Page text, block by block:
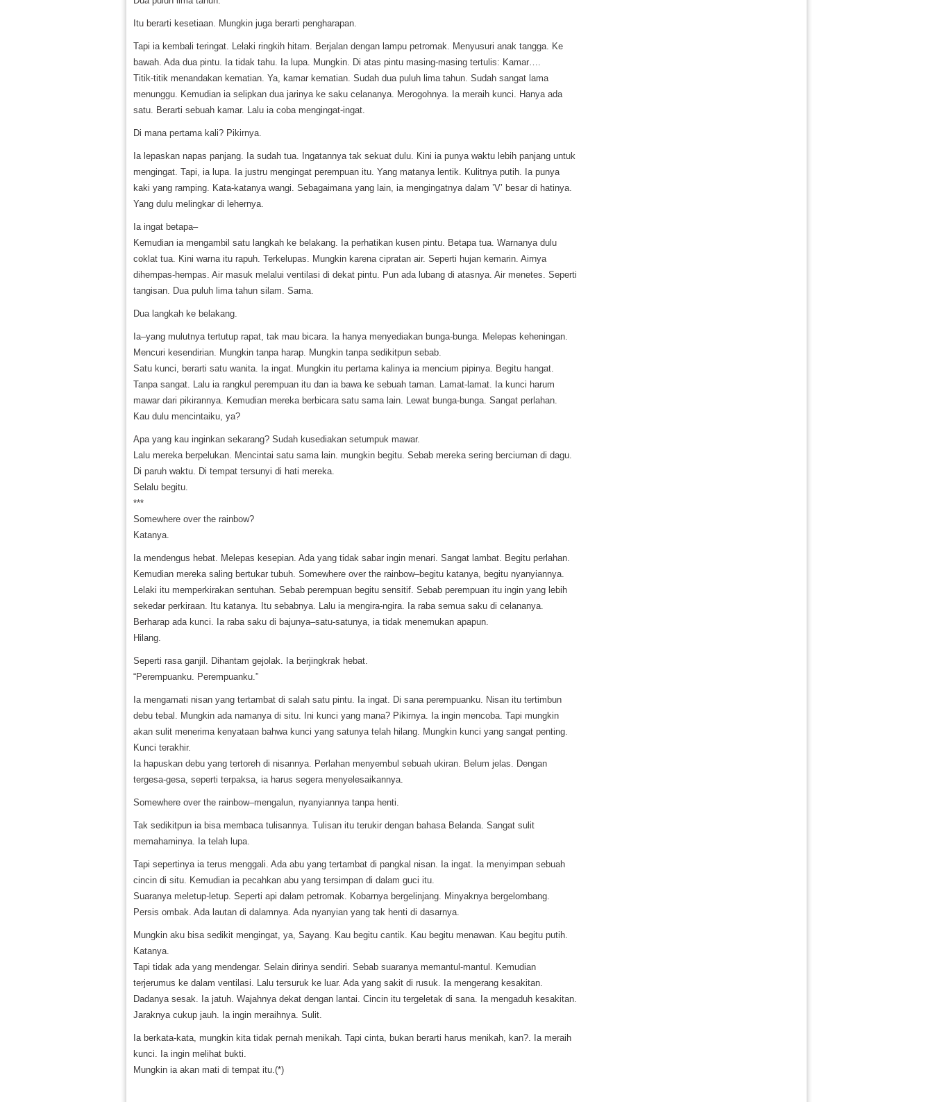
Itu berarti kesetiaan. Mungkin juga berarti pengharapan.
Tapi ia kembali teringat. Lelaki ringkih hitam. Berjalan dengan lampu petromak. Menyusuri anak tangga. Ke
bawah. Ada dua pintu. Ia tidak tahu. Ia lupa. Mungkin. Di atas pintu masing-masing tertulis: Kamar….
Titik-titik menandakan kematian. Ya, kamar kematian. Sudah dua puluh lima tahun. Sudah sangat lama
menunggu. Kemudian ia selipkan dua jarinya ke saku celananya. Merogohnya. Ia meraih kunci. Hanya ada
satu. Berarti sebuah kamar. Lalu ia coba mengingat-ingat.
Di mana pertama kali? Pikirnya.
Ia lepaskan napas panjang. Ia sudah tua. Ingatannya tak sekuat dulu. Kini ia punya waktu lebih panjang untuk
mengingat. Tapi, ia lupa. Ia justru mengingat perempuan itu. Yang matanya lentik. Kulitnya putih. Ia punya
kaki yang ramping. Kata-katanya wangi. Sebagaimana yang lain, ia mengingatnya dalam ’V’ besar di hatinya.
Yang dulu melingkar di lehernya.
Ia ingat betapa–
Kemudian ia mengambil satu langkah ke belakang. Ia perhatikan kusen pintu. Betapa tua. Warnanya dulu
coklat tua. Kini warna itu rapuh. Terkelupas. Mungkin karena cipratan air. Seperti hujan kemarin. Airnya
dihempas-hempas. Air masuk melalui ventilasi di dekat pintu. Pun ada lubang di atasnya. Air menetes. Seperti
tangisan. Dua puluh lima tahun silam. Sama.
Dua langkah ke belakang.
Ia–yang mulutnya tertutup rapat, tak mau bicara. Ia hanya menyediakan bunga-bunga. Melepas keheningan.
Mencuri kesendirian. Mungkin tanpa harap. Mungkin tanpa sedikitpun sebab.
Satu kunci, berarti satu wanita. Ia ingat. Mungkin itu pertama kalinya ia mencium pipinya. Begitu hangat.
Tanpa sangat. Lalu ia rangkul perempuan itu dan ia bawa ke sebuah taman. Lamat-lamat. Ia kunci harum
mawar dari pikirannya. Kemudian mereka berbicara satu sama lain. Lewat bunga-bunga. Sangat perlahan.
Kau dulu mencintaiku, ya?
Apa yang kau inginkan sekarang? Sudah kusediakan setumpuk mawar.
Lalu mereka berpelukan. Mencintai satu sama lain. mungkin begitu. Sebab mereka sering berciuman di dagu.
Di paruh waktu. Di tempat tersunyi di hati mereka.
Selalu begitu.
***
Somewhere over the rainbow?
Katanya.
Ia mendengus hebat. Melepas kesepian. Ada yang tidak sabar ingin menari. Sangat lambat. Begitu perlahan.
Kemudian mereka saling bertukar tubuh. Somewhere over the rainbow–begitu katanya, begitu nyanyiannya.
Lelaki itu memperkirakan sentuhan. Sebab perempuan begitu sensitif. Sebab perempuan itu ingin yang lebih
sekedar perkiraan. Itu katanya. Itu sebabnya. Lalu ia mengira-ngira. Ia raba semua saku di celananya.
Berharap ada kunci. Ia raba saku di bajunya–satu-satunya, ia tidak menemukan apapun.
Hilang.
Seperti rasa ganjil. Dihantam gejolak. Ia berjingkrak hebat.
“Perempuanku. Perempuanku.”
Ia mengamati nisan yang tertambat di salah satu pintu. Ia ingat. Di sana perempuanku. Nisan itu tertimbun
debu tebal. Mungkin ada namanya di situ. Ini kunci yang mana? Pikirnya. Ia ingin mencoba. Tapi mungkin
akan sulit menerima kenyataan bahwa kunci yang satunya telah hilang. Mungkin kunci yang sangat penting.
Kunci terakhir.
Ia hapuskan debu yang tertoreh di nisannya. Perlahan menyembul sebuah ukiran. Belum jelas. Dengan
tergesa-gesa, seperti terpaksa, ia harus segera menyelesaikannya.
Somewhere over the rainbow–mengalun, nyanyiannya tanpa henti.
Tak sedikitpun ia bisa membaca tulisannya. Tulisan itu terukir dengan bahasa Belanda. Sangat sulit
memahaminya. Ia telah lupa.
Tapi sepertinya ia terus menggali. Ada abu yang tertambat di pangkal nisan. Ia ingat. Ia menyimpan sebuah
cincin di situ. Kemudian ia pecahkan abu yang tersimpan di dalam guci itu.
Suaranya meletup-letup. Seperti api dalam petromak. Kobarnya bergelinjang. Minyaknya bergelombang.
Persis ombak. Ada lautan di dalamnya. Ada nyanyian yang tak henti di dasarnya.
Mungkin aku bisa sedikit mengingat, ya, Sayang. Kau begitu cantik. Kau begitu menawan. Kau begitu putih.
Katanya.
Tapi tidak ada yang mendengar. Selain dirinya sendiri. Sebab suaranya memantul-mantul. Kemudian
terjerumus ke dalam ventilasi. Lalu tersuruk ke luar. Ada yang sakit di rusuk. Ia mengerang kesakitan.
Dadanya sesak. Ia jatuh. Wajahnya dekat dengan lantai. Cincin itu tergeletak di sana. Ia mengaduh kesakitan.
Jaraknya cukup jauh. Ia ingin meraihnya. Sulit.
Ia berkata-kata, mungkin kita tidak pernah menikah. Tapi cinta, bukan berarti harus menikah, kan?. Ia meraih
kunci. Ia ingin melihat bukti.
Mungkin ia akan mati di tempat itu.(*)